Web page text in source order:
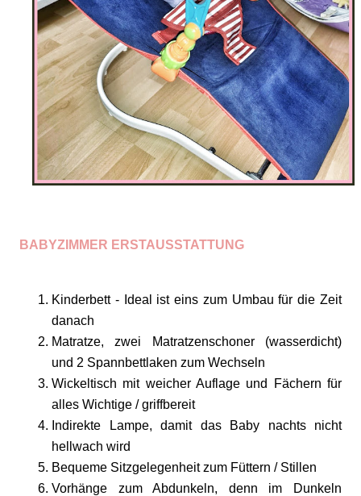
BABYZIMMER ERSTAUSSTATTUNG
Kinderbett - Ideal ist eins zum Umbau für die Zeit
danach
Matratze, zwei Matratzenschoner (wasserdicht)
und 2 Spannbettlaken zum Wechseln
Wickeltisch mit weicher Auflage und Fächern für
alles Wichtige / griffbereit
Indirekte Lampe, damit das Baby nachts nicht
hellwach wird
Bequeme Sitzgelegenheit zum Füttern / Stillen
Vorhänge zum Abdunkeln, denn im Dunkeln